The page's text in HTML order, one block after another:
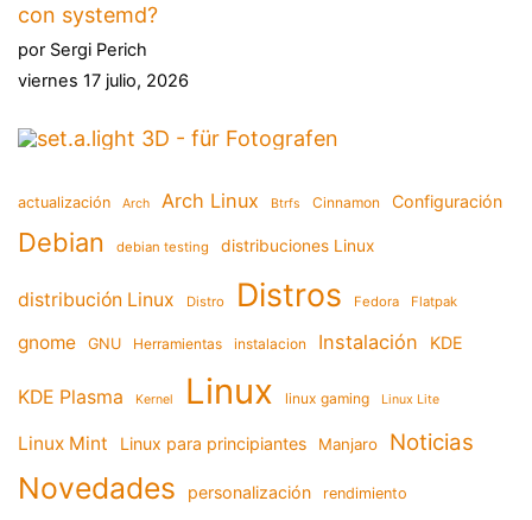
con systemd?
por Sergi Perich
viernes 17 julio, 2026
actualización Arch Arch Linux Btrfs Cinnamon Configuración
Debian debian testing distribuciones Linux
distribución Linux Distro Distros Fedora Flatpak
gnome GNU Herramientas instalacion Instalación KDE
KDE Plasma Kernel Linux linux gaming Linux Lite
Linux Mint Linux para principiantes Manjaro Noticias
Novedades personalización rendimiento